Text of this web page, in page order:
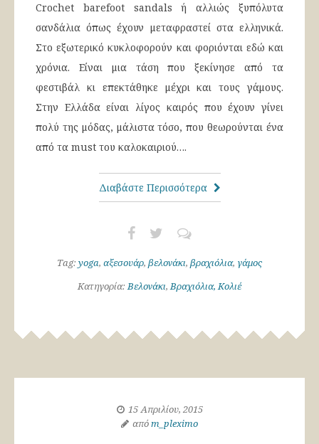
Crochet barefoot sandals ή αλλιώς ξυπόλυτα
σανδάλια όπως έχουν μεταφραστεί στα ελληνικά.
Στο εξωτερικό κυκλοφορούν και φοριόνται εδώ και
χρόνια. Είναι μια τάση που ξεκίνησε από τα
φεστιβάλ κι επεκτάθηκε μέχρι και τους γάμους.
Στην Ελλάδα είναι λίγος καιρός που έχουν γίνει
πολύ της μόδας, μάλιστα τόσο, που θεωρούνται ένα
από τα must του καλοκαιριού….
Διαβάστε Περισσότερα
Tag: yoga, αξεσουάρ, βελονάκι, βραχιόλια, γάμος
Κατηγορία:Βελονάκι,Βραχιόλια, Κολιέ
15 Απριλίου, 2015
απόm_pleximo